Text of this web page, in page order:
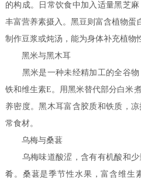
的构成。日常饮食中加入适量黑芝
丰富营养素摄入。黑豆则富含植物蛋
制作豆浆或炖汤，能为身体补充植物
黑米与黑木耳
黑米是一种未经精加工的全谷物
铁和维生素E。用黑米替代部分白米
养密度。黑木耳富含胶质和铁质，
常食材。
乌梅与桑葚
乌梅味道酸涩，含有有机酸和少
肴。桑葚是季节性水果，富含维生